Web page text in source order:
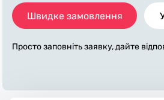
Швидке замовлення
Просто заповніть заявку, дайте
питання по «ремонт електричного